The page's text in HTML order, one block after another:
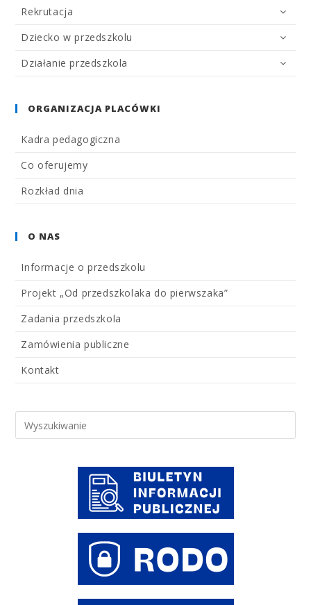
Rekrutacja
Dziecko w przedszkolu
Działanie przedszkola
ORGANIZACJA PLACÓWKI
Kadra pedagogiczna
Co oferujemy
Rozkład dnia
O NAS
Informacje o przedszkolu
Projekt „Od przedszkolaka do pierwszaka”
Zadania przedszkola
Zamówienia publiczne
Kontakt